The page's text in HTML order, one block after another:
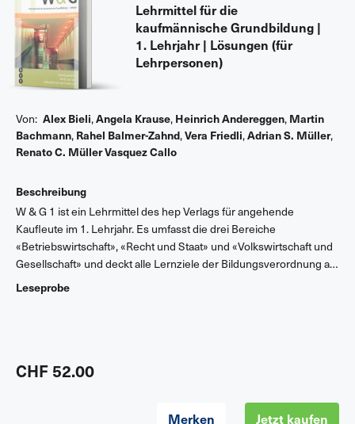
Lehrmittel für die
kaufmännische Grundbildung |
1. Lehrjahr | Lösungen (für
Lehrpersonen)
Von: Alex Bieli,Angela Krause, Heinrich Andereggen, Martin
Bachmann, Rahel Balmer-Zahnd,Vera Friedli,Adrian S. Müller,
Renato C. Müller Vasquez Callo
Beschreibung
W & G 1 ist ein Lehrmittel des hep Verlags für angehende
Kaufleute im 1. Lehrjahr. Es umfasst die drei Bereiche
«Betriebswirtschaft», «Recht und Staat» und «Volkswirtschaft und
Gesellschaft» und deckt alle Lernziele der Bildungsverordnung ab.
Das vorliegende Lösungsbuch enthält alle Lösungen zu den
Repetitionsfragen des Grundlagenbuchs und zu den Aufgaben
Leseprobe
CHF 52.00
Merken Jetzt kaufen